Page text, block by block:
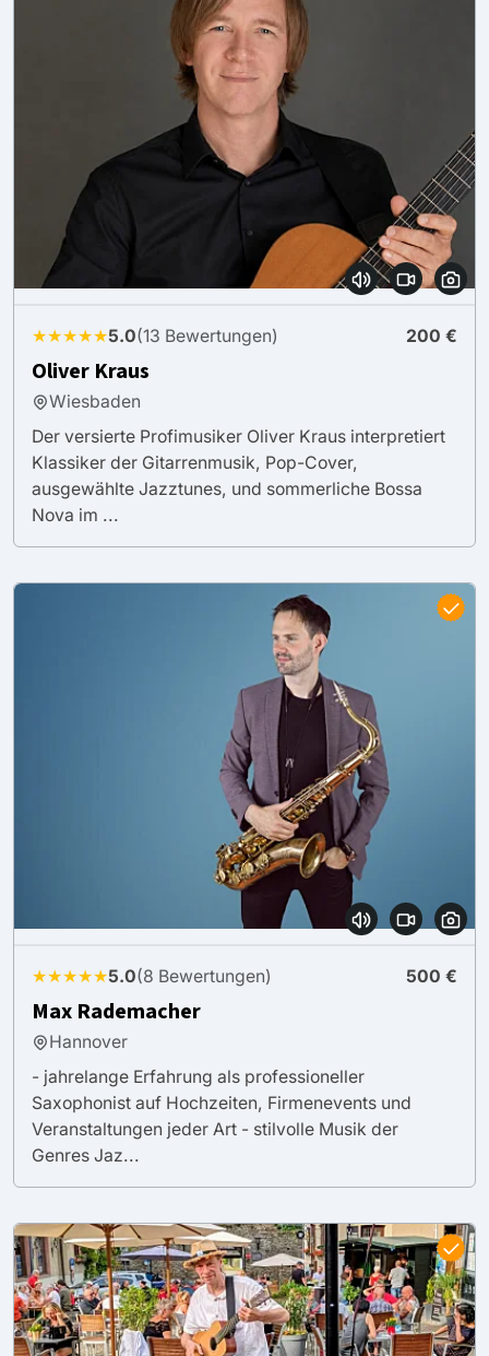
★★★★★5.0(13 Bewertungen) 200 €
Oliver Kraus
Wiesbaden
Der versierte Profimusiker Oliver Kraus interpretiert
Klassiker der Gitarrenmusik, Pop-Cover,
ausgewählte Jazztunes, und sommerliche Bossa
Nova im ...
★★★★★5.0(8 Bewertungen) 500 €
Max Rademacher
Hannover
- jahrelange Erfahrung als professioneller
Saxophonist auf Hochzeiten, Firmenevents und
Veranstaltungen jeder Art - stilvolle Musik der
Genres Jaz...